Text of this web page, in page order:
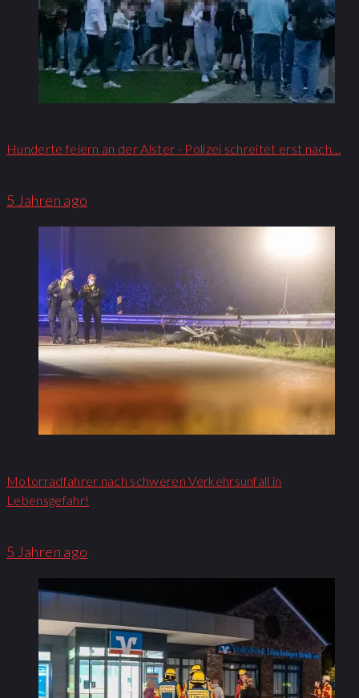
Hunderte feiern an der Alster - Polizei schreitet erst nach…
5 Jahren ago
Motorradfahrer nach schweren Verkehrsunfall in
Lebensgefahr!
5 Jahren ago